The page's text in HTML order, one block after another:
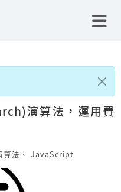
演算法，運用費
算法 、 JavaScript